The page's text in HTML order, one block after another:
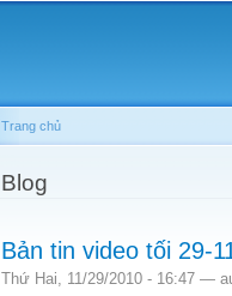
You are here
Trang chủ
Blog
Bản tin video tối 29-
Thứ Hai, 11/29/2010 - 16:47 —